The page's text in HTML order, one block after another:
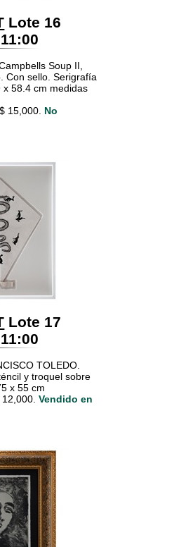
Lote 16
Soup II,
Con sello. Serigrafía
58.4 cm medidas
15,000. No
Lote 17
TOLEDO.
y troquel sobre
x 55 cm
Vendido en